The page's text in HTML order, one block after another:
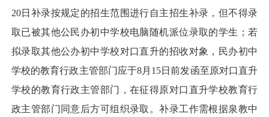
20日补录按规定的招生范围进行自主招生补录，但不得录
取已被其他公民办初中学校电脑随机派位录取的学生；若
拟录取其他公办初中学校对口直升的招收对象，民办初中
学校的教育行政主管部门应于8月15日前发函至原对口直升
学校的教育行政主管部门，在征得原对口直升学校教育行
政主管部门同意后方可组织录取。补录工作需根据泉教中